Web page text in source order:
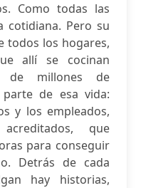
Como todas las
cotidiana. Pero su
todos los hogares,
allí se cocinan
de millones de
de esa vida:
y los empleados,
que
para conseguir
Detrás de cada
hay historias,